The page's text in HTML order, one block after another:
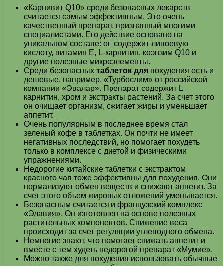
«Карнивит Q10» среди безопасных лекарств
считается самым эффективным. Это очень
качественный препарат, признанный многими
специалистами. Его действие основано на
уникальном составе: он содержит липоевую
кислоту, витамин Е, L-карнитин, коэнзим Q10 и
другие полезные микроэлементы.
Среди безопасных таблеток для похудения есть и
дешевые, например, «Турбослим» от российской
компании «Эвалар». Препарат содержит L-
карнитин, хром и экстракты растений. За счет этого
он очищает организм, сжигает жиры и уменьшает
аппетит.
Очень популярным в последнее время стал
зеленый кофе в таблетках. Он почти не имеет
негативных последствий, но помогает похудеть
только в комплексе с диетой и физическими
упражнениями.
Недорогие китайские таблетки с экстрактом
красного чая тоже эффективны для похудения. Они
нормализуют обмен веществ и снижают аппетит. За
счет этого объем жировых отложений уменьшается.
Безопасным считается и французский комплекс
«Элавия». Он изготовлен на основе полезных
растительных компонентов. Снижение веса
происходит за счет регуляции углеводного обмена.
Немногие знают, что помогает снижать аппетит и
вместе с тем худеть недорогой препарат «Мумие».
Можно также для похудения использовать обычные